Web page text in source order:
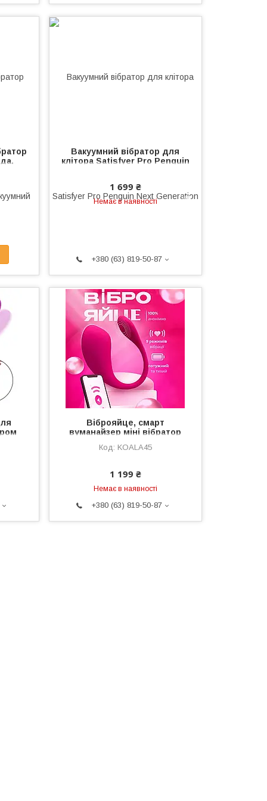
Вакуумний вібратор для
клітора Satisfyer Pro Penguin
1 699 ₴
Немає в наявності
+380 (63) 819-50-87
Віброяйце, смарт
вуманайзер міні вібратор
стимулятор вібро яйце з
KOALA45
1 199 ₴
Немає в наявності
+380 (63) 819-50-87